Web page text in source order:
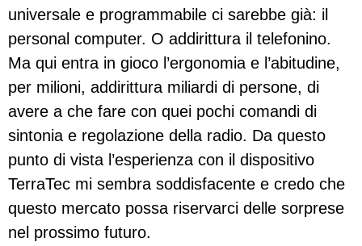
universale e programmabile ci sarebbe già: il
personal computer. O addirittura il telefonino.
Ma qui entra in gioco l’ergonomia e l’abitudine,
per milioni, addirittura miliardi di persone, di
avere a che fare con quei pochi comandi di
sintonia e regolazione della radio. Da questo
punto di vista l’esperienza con il dispositivo
TerraTec mi sembra soddisfacente e credo che
questo mercato possa riservarci delle sorprese
nel prossimo futuro.